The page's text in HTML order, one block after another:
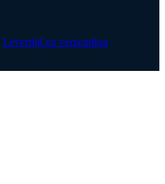
Levertijd en verzending